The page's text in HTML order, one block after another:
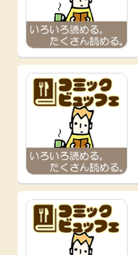
ポイ活お得情報
お友達紹介
カード比較
毎日ゲット
特集一覧
月額有料サ
銀行・金融
家計の固定